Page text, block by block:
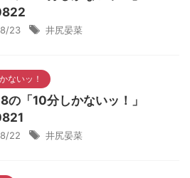
23 井尻晏菜
ないッ！
の「10分しかないッ！」
22 井尻晏菜